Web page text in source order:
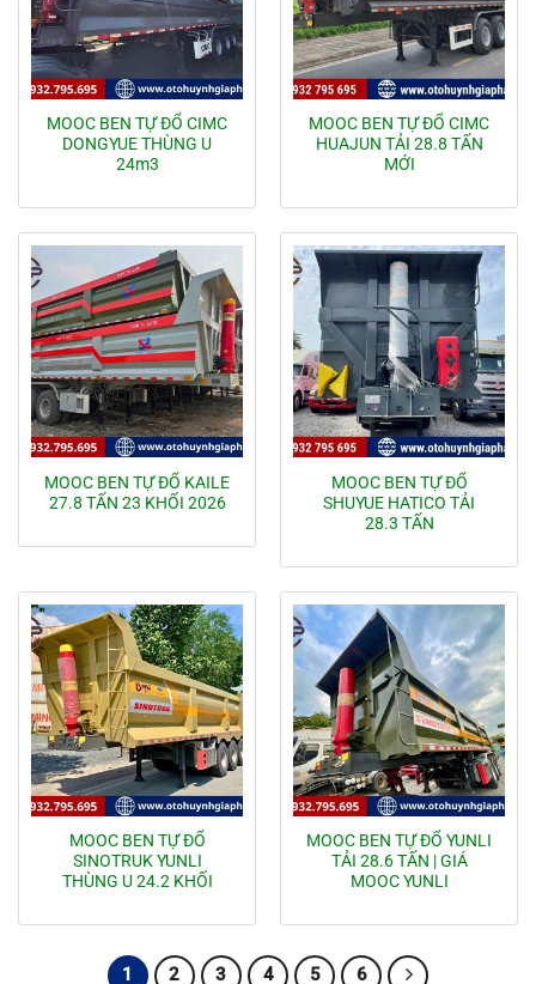
MOOC BEN TỰ ĐỔ CIMC
DONGYUE THÙNG U
24m3
MOOC BEN TỰ ĐỔ CIMC
HUAJUN TẢI 28.8 TẤN
MỚI
MOOC BEN TỰ ĐỔ KAILE
27.8 TẤN 23 KHỐI 2026
MOOC BEN TỰ ĐỔ
SHUYUE HATICO TẢI
28.3 TẤN
MOOC BEN TỰ ĐỔ
SINOTRUK YUNLI
THÙNG U 24.2 KHỐI
MOOC BEN TỰ ĐỔ YUNLI
TẢI 28.6 TẤN | GIÁ
MOOC YUNLI
1 2 3 4 5 6